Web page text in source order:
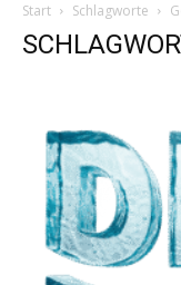
Start Schlagworte